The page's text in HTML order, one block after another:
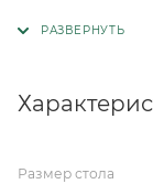
Размер стола